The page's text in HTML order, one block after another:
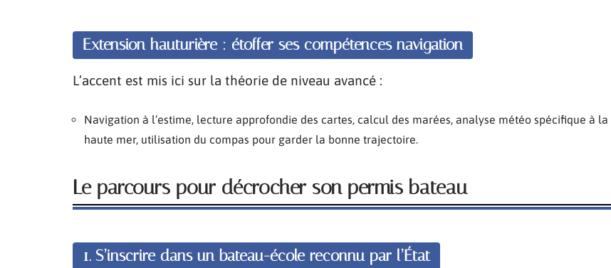
Extension hauturière : étoffer ses compétences navigation
L’accent est mis ici sur la théorie de niveau avancé :
Navigation à l’estime, lecture approfondie des cartes, calcul des marées, analyse météo spécifique à la
haute mer, utilisation du compas pour garder la bonne trajectoire.
Le parcours pour décrocher son permis bateau
1. S’inscrire dans un bateau-école reconnu par l’État